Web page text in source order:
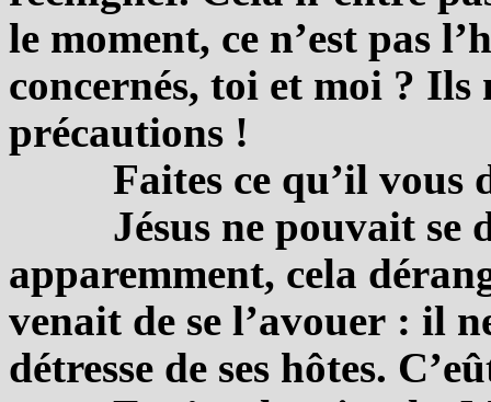
le moment, ce n’est pas
concernés, toi et moi ? Ils
précautions !
Faites ce qu’il
Jésus ne pouvait se
apparemment, cela
venait de se l’avouer : il
détresse de ses hôtes.